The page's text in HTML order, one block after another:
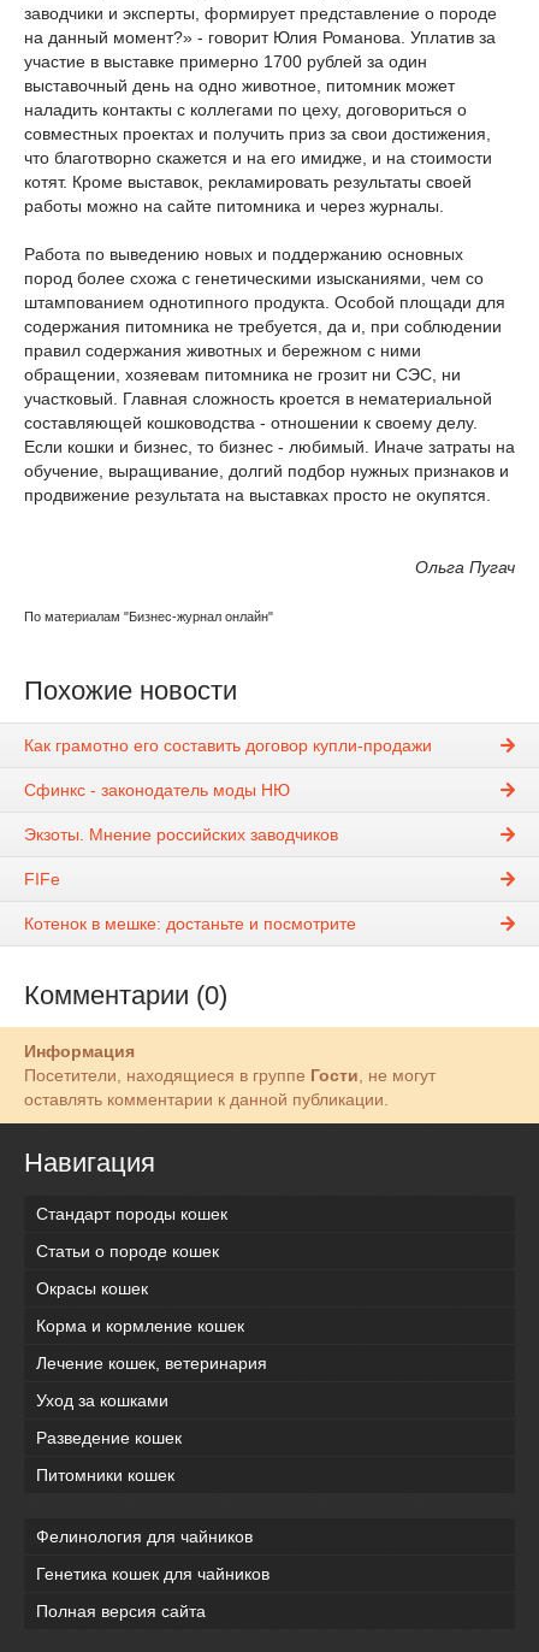
заводчики и эксперты, формирует представление о породе
на данный момент?» - говорит Юлия Романова. Уплатив за
участие в выставке примерно 1700 рублей за один
выставочный день на одно животное, питомник может
наладить контакты с коллегами по цеху, договориться о
совместных проектах и получить приз за свои достижения,
что благотворно скажется и на его имидже, и на стоимости
котят. Кроме выставок, рекламировать результаты своей
работы можно на сайте питомника и через журналы.
Работа по выведению новых и поддержанию основных
пород более схожа с генетическими изысканиями, чем со
штампованием однотипного продукта. Особой площади для
содержания питомника не требуется, да и, при соблюдении
правил содержания животных и бережном с ними
обращении, хозяевам питомника не грозит ни СЭС, ни
участковый. Главная сложность кроется в нематериальной
составляющей кошководства - отношении к своему делу.
Если кошки и бизнес, то бизнес - любимый. Иначе затраты на
обучение, выращивание, долгий подбор нужных признаков и
продвижение результата на выставках просто не окупятся.
Ольга Пугач
По материалам "Бизнес-журнал онлайн"
Похожие новости
Как грамотно его составить договор купли-продажи
Сфинкс - законодатель моды НЮ
Экзоты. Мнение российских заводчиков
FIFe
Котенок в мешке: достаньте и посмотрите
Комментарии (0)
Информация
Посетители, находящиеся в группе Гости, не могут
оставлять комментарии к данной публикации.
Навигация
Стандарт породы кошек
Статьи о породе кошек
Окрасы кошек
Корма и кормление кошек
Лечение кошек, ветеринария
Уход за кошками
Разведение кошек
Питомники кошек
Фелинология для чайников
Генетика кошек для чайников
Полная версия сайта